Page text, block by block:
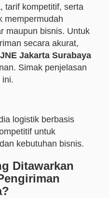
tarif kompetitif, serta
mempermudah
maupun bisnis. Untuk
secara akurat,
Jakarta Surabaya
Simak penjelasan
ini.
logistik berbasis
untuk
kebutuhan bisnis.
Ditawarkan